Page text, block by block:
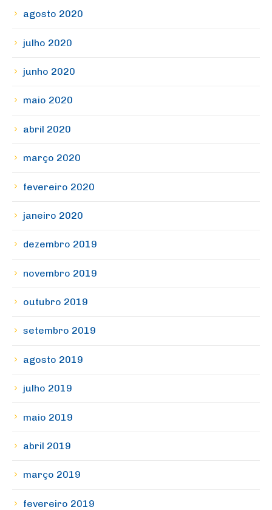
agosto 2020
julho 2020
junho 2020
maio 2020
abril 2020
março 2020
fevereiro 2020
janeiro 2020
dezembro 2019
novembro 2019
outubro 2019
setembro 2019
agosto 2019
julho 2019
maio 2019
abril 2019
março 2019
fevereiro 2019